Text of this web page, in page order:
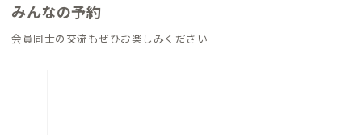
みんなの予約
会員同士の交流もぜひお楽しみください